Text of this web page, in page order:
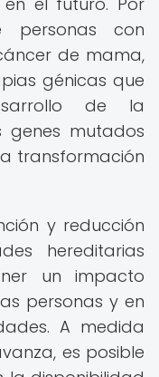
con
de mama,
génicas que
de la
mutados
transformación
y reducción
hereditarias
un impacto
personas y en
A medida
es posible